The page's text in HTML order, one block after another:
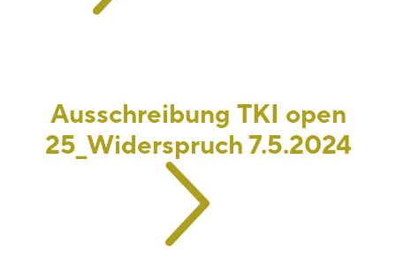
Ausschreibung TKI open
25_Widerspruch 7.5.2024